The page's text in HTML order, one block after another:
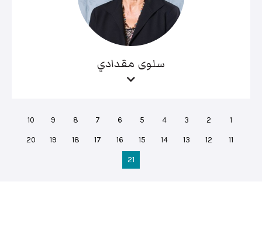
سلوى مقدادي
1
2
3
4
5
6
7
8
9
10
11
12
13
14
15
16
17
18
19
20
21